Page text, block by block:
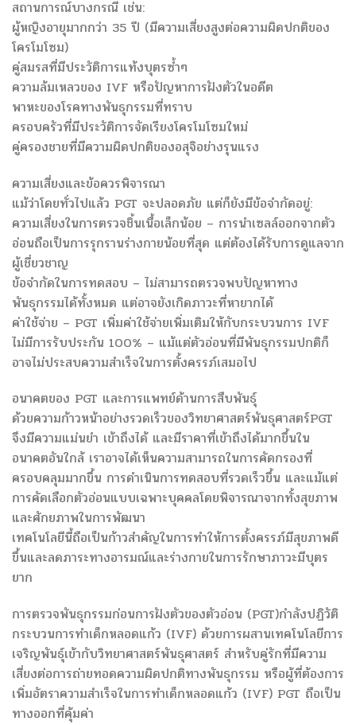
สถานการณ์บางกรณี เช่น:
ผู้หญิงอายุมากกว่า 35 ปี (มีความเสี่ยงสูงต่อความผิดปกติของ
โครโมโซม)
คู่สมรสที่มีประวัติการแท้งบุตรซ้ำๆ
ความล้มเหลวของ IVF หรือปัญหาการฝังตัวในอดีต
พาหะของโรคทางพันธุกรรมที่ทราบ
ครอบครัวที่มีประวัติการจัดเรียงโครโมโซมใหม่
คู่ครองชายที่มีความผิดปกติของอสุจิอย่างรุนแรง
ความเสี่ยงและข้อควรพิจารณา
แม้ว่าโดยทั่วไปแล้ว PGT จะปลอดภัย แต่ก็ยังมีข้อจำกัดอยู่:
ความเสี่ยงในการตรวจชิ้นเนื้อเล็กน้อย – การนำเซลล์ออกจากตัว
อ่อนถือเป็นการรุกรานร่างกายน้อยที่สุด แต่ต้องได้รับการดูแลจาก
ผู้เชี่ยวชาญ
ข้อจำกัดในการทดสอบ – ไม่สามารถตรวจพบปัญหาทาง
พันธุกรรมได้ทั้งหมด แต่อาจยังเกิดภาวะที่หายากได้
ค่าใช้จ่าย – PGT เพิ่มค่าใช้จ่ายเพิ่มเติมให้กับกระบวนการ IVF
ไม่มีการรับประกัน 100% – แม้แต่ตัวอ่อนที่มีพันธุกรรมปกติก็
อาจไม่ประสบความสำเร็จในการตั้งครรภ์เสมอไป
อนาคตของ PGT และการแพทย์ด้านการสืบพันธุ์
ด้วยความก้าวหน้าอย่างรวดเร็วของวิทยาศาสตร์พันธุศาสตร์PGT
จึงมีความแม่นยำ เข้าถึงได้ และมีราคาที่เข้าถึงได้มากขึ้นใน
อนาคตอันใกล้ เราอาจได้เห็นความสามารถในการคัดกรองที่
ครอบคลุมมากขึ้น การดำเนินการทดสอบที่รวดเร็วขึ้น และแม้แต่
การคัดเลือกตัวอ่อนแบบเฉพาะบุคคลโดยพิจารณาจากทั้งสุขภาพ
และศักยภาพในการพัฒนา
เทคโนโลยีนี้ถือเป็นก้าวสำคัญในการทำให้การตั้งครรภ์มีสุขภาพดี
ขึ้นและลดภาระทางอารมณ์และร่างกายในการรักษาภาวะมีบุตร
ยาก
การตรวจพันธุกรรมก่อนการฝังตัวของตัวอ่อน (PGT)กำลังปฏิวัติ
กระบวนการทำเด็กหลอดแก้ว (IVF) ด้วยการผสานเทคโนโลยีการ
เจริญพันธุ์เข้ากับวิทยาศาสตร์พันธุศาสตร์ สำหรับคู่รักที่มีความ
เสี่ยงต่อการถ่ายทอดความผิดปกติทางพันธุกรรม หรือผู้ที่ต้องการ
เพิ่มอัตราความสำเร็จในการทำเด็กหลอดแก้ว (IVF) PGT ถือเป็น
ทางออกที่คุ้มค่า